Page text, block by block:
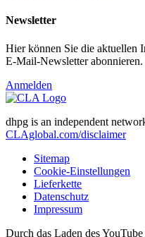
Newsletter
Hier können Sie die aktuellen
E-Mail-Newsletter abonnieren.
Anmelden
dhpg is an independent
CLAglobal.com/disclaimer
Sitemap
Cookie-Einstellungen
Lieferkette
Datenschutz
Impressum
Durch das Laden des